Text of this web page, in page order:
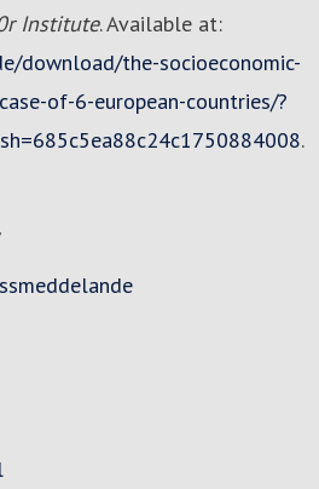
Institute. Available at:
download/the-socioeconomic-
of-6-european-countries/?
.